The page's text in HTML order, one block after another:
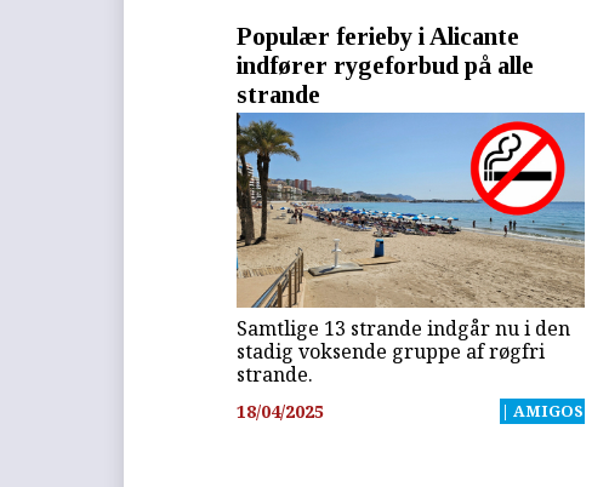
Populær ferieby i Alicante
indfører rygeforbud på alle
strande
Samtlige 13 strande indgår nu i den
stadig voksende gruppe af røgfri
strande.
18/04/2025 | AMIGOS